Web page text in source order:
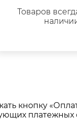
Товаров
кнопку
платежных